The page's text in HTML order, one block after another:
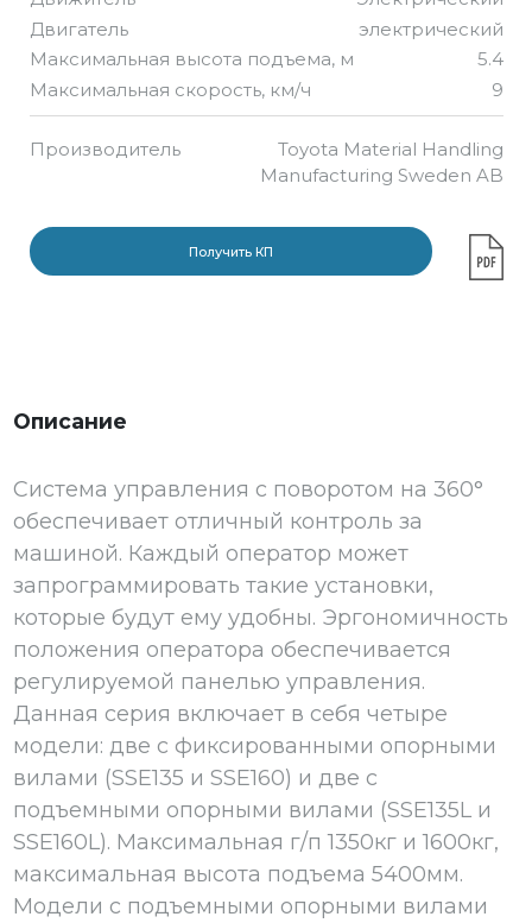
Двигатель
электрический
Максимальная высота подъема, м
5.4
Максимальная скорость, км/ч
9
Производитель
Toyota Material Handling
Manufacturing Sweden AB
Получить КП
Описание
Система управления с поворотом на 360°
обеспечивает отличный контроль за
машиной. Каждый оператор может
запрограммировать такие установки,
которые будут ему удобны. Эргономичность
положения оператора обеспечивается
регулируемой панелью управления.
Данная серия включает в себя четыре
модели: две с фиксированными опорными
вилами (SSE135 и SSE160) и две с
подъемными опорными вилами (SSE135L и
SSE160L). Максимальная г/п 1350кг и 1600кг,
максимальная высота подъема 5400мм.
Модели с подъемными опорными вилами